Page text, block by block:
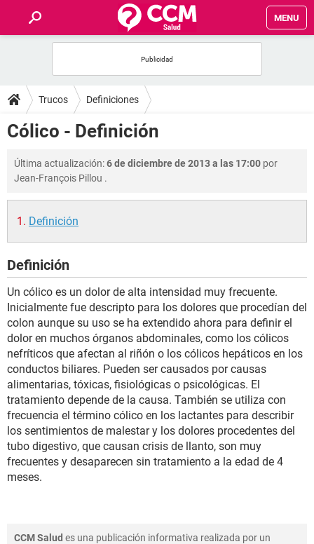
MENU
FOROS
SALUD
FAMILIA
NUTRICIÓN
SEXUALIDAD
GLOSARIO
Trucos Definiciones
Cólico - Definición
Última actualización:6 de diciembre de 2013 a las 17:00 por
Jean-François Pillou .
Definición
Definición
Un cólico es un dolor de alta intensidad muy frecuente.
Inicialmente fue descripto para los dolores que procedían del
colon aunque su uso se ha extendido ahora para definir el
dolor en muchos órganos abdominales, como los cólicos
nefríticos que afectan al riñón o los cólicos hepáticos en los
conductos biliares. Pueden ser causados por causas
alimentarias, tóxicas, fisiológicas o psicológicas. El
tratamiento depende de la causa. También se utiliza con
frecuencia el término cólico en los lactantes para describir
los sentimientos de malestar y los dolores procedentes del
tubo digestivo, que causan crisis de llanto, son muy
frecuentes y desaparecen sin tratamiento a la edad de 4
meses.
CCM Salud es una publicación informativa realizada por un